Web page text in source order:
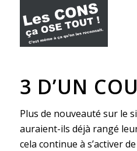
3 D’UN
Plus de nouveauté sur le
auraient-ils déjà rangé
cela continue à s’activer